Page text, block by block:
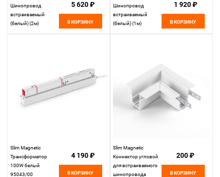
Шинопровод
встраиваемый
(белый) (2м)
5 620 ₽
В КОРЗИНУ
Шинопровод
встраиваемый
(белый) (1м)
1 920 ₽
В КОРЗИНУ
Slim Magnetic
Трансформатор
100W белый
95043/00
4 190 ₽
В КОРЗИНУ
Slim Magnetic
Коннектор угловой
для встраиваемого
шинопровода
200 ₽
В КОРЗИНУ